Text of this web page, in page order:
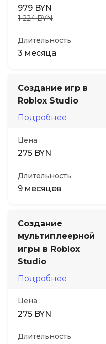
979 BYN
1 224 BYN
Длительность
3 месяца
Создание игр в
Roblox Studio
Подробнее
Цена
275 BYN
Длительность
9 месяцев
Создание
мультиплеерной
игры в Roblox
Studio
Подробнее
Цена
275 BYN
Длительность